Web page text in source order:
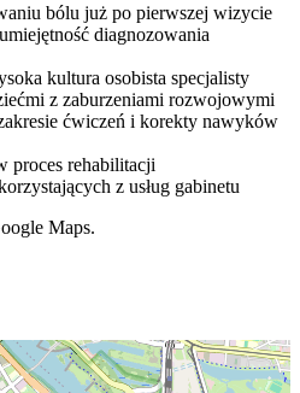
bólu już po pierwszej wizycie
diagnozowania
kultura osobista specjalisty
z zaburzeniami rozwojowymi
ćwiczeń i korekty nawyków
proces rehabilitacji
z usług gabinetu
Maps.